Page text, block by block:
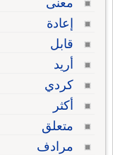
معنى
إعادة
قابل
أريد
كردي
أكثر
متعلق
مرادف